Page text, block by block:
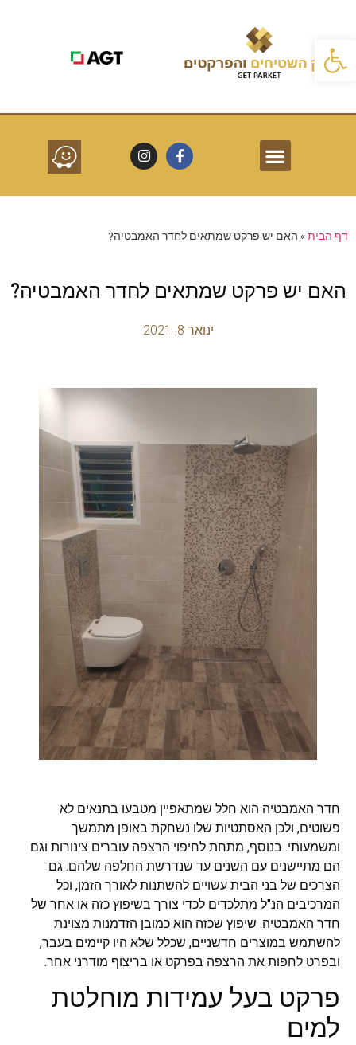
דף הבית» האם יש פרקט שמתאים לחדר האמבטיה?
האם יש פרקט שמתאים לחדר האמבטיה?
ינואר 8, 2021
חדר האמבטיה הוא חלל שמתאפיין מטבעו בתנאים לא
פשוטים, ולכן האסתטיות שלו נשחקת באופן מתמשך
ומשמעותי. בנוסף, מתחת לחיפוי הרצפה עוברים צינורות וגם
הם מתיישנים עם השנים עד שנדרשת החלפה שלהם. גם
הצרכים של בני הבית עשויים להשתנות לאורך הזמן, וכל
המרכיבים הנ"ל מתלכדים לכדי צורך בשיפוץ כזה או אחר של
חדר האמבטיה. שיפוץ שכזה הוא כמובן הזדמנות מצוינת
להשתמש במוצרים חדשניים, שכלל שלא היו קיימים בעבר,
ובפרט לחפות את הרצפה בפרקט או בריצוף מודרני אחר.
פרקט בעל עמידות מוחלטת
למים
פתח סרגל נגישות